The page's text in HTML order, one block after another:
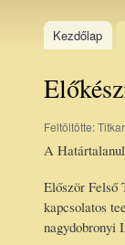
Kezdőlap
Feltöltötte:
A
Először Felső
kapcsolatos
nagydobronyi